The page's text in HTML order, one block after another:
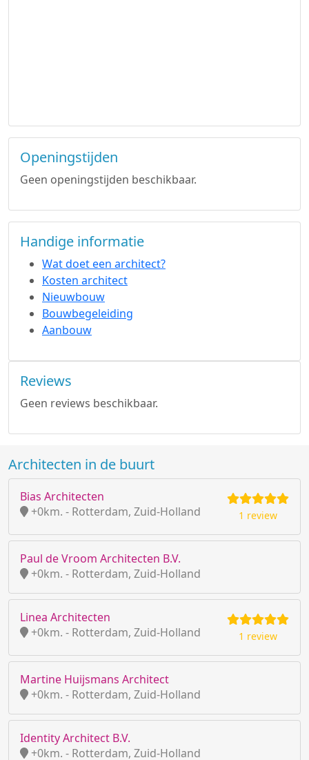
Openingstijden
Geen openingstijden beschikbaar.
Handige informatie
Wat doet een architect?
Kosten architect
Nieuwbouw
Bouwbegeleiding
Aanbouw
Reviews
Geen reviews beschikbaar.
Architecten in de buurt
Bias Architecten
+0km. - Rotterdam, Zuid-Holland
1 review
Paul de Vroom Architecten B.V.
+0km. - Rotterdam, Zuid-Holland
Linea Architecten
+0km. - Rotterdam, Zuid-Holland
1 review
Martine Huijsmans Architect
+0km. - Rotterdam, Zuid-Holland
Identity Architect B.V.
+0km. - Rotterdam, Zuid-Holland